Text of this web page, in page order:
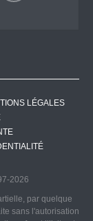
LÉGALES
2026
par quelque
sans l'autorisation